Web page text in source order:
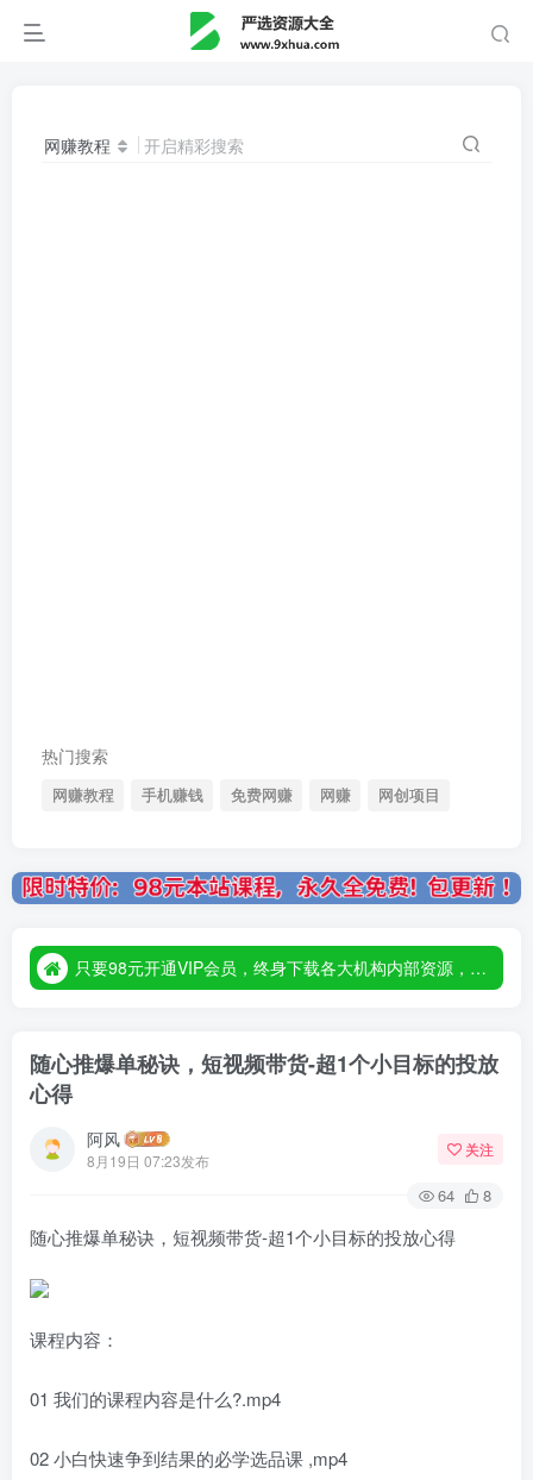
网赚教程 开启精彩搜索
热门搜索
网赚教程 手机赚钱 免费网赚 网赚 网创项目
只要98元开通VIP会员，终身下载各大机构内部资源，一站式草根创业基地，最新最强网赚教程大全，小投入，大回报！
只要98元开通VIP会员，终身下载各大机构内部资源，一站式草根创业基地，最新最强网赚教程大全，小投入，大回报！
随心推爆单秘诀，短视频带货-超1个小目标的投放
心得
阿风
8月19日 07:23发布
关注
64 8
随心推爆单秘诀，短视频带货-超1个小目标的投放心得
课程内容：
01 我们的课程内容是什么?.mp4
02 小白快速争到结果的必学选品课 ,mp4